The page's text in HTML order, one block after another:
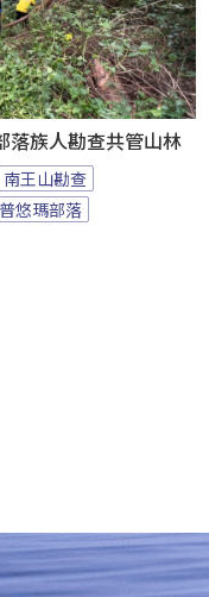
落族人勘查共管山林
南王山勘查
普悠瑪部落